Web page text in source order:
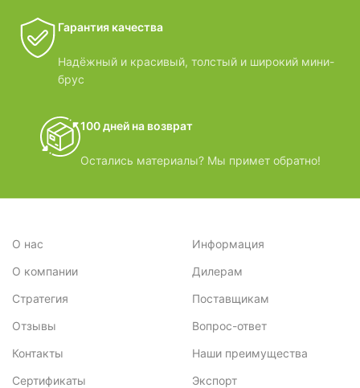
Гарантия качества
Надёжный и красивый, толстый и широкий мини-
брус
100 дней на возврат
Остались материалы? Мы примет обратно!
О нас
О компании
Стратегия
Отзывы
Контакты
Сертификаты
Информация
Дилерам
Поставщикам
Вопрос-ответ
Наши преимущества
Экспорт